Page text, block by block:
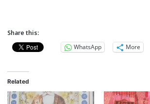
Share this:
WhatsApp
More
Related